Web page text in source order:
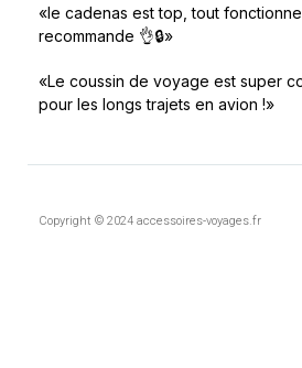
«le cadenas est top, tout
recommande 👌🔒»
«Le coussin de voyage est super
pour les longs trajets en avion !»
Copyright © 2024 accessoires-voyages.fr